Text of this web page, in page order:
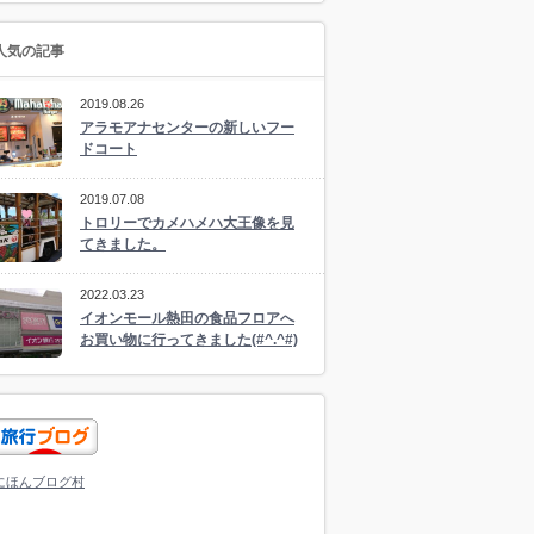
気の記事
2019.08.26
アラモアナセンターの新しいフー
ドコート
2019.07.08
トロリーでカメハメハ大王像を見
てきました。
2022.03.23
イオンモール熱田の食品フロアへ
お買い物に行ってきました(#^.^#)
ほんブログ村